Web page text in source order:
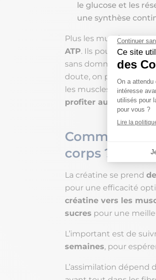
le glucose et les
une synthèse
Plus les muscles en
ATP. Ils pourront donc
sans dommage.
doute, on peut
les muscles puissent
profiter au maximum
Comment la
corps ?
La créatine se prend
pour une efficacité
créatine vers les
sucres pour une
L’important est de
semaines, pour
L’assimilation dépend